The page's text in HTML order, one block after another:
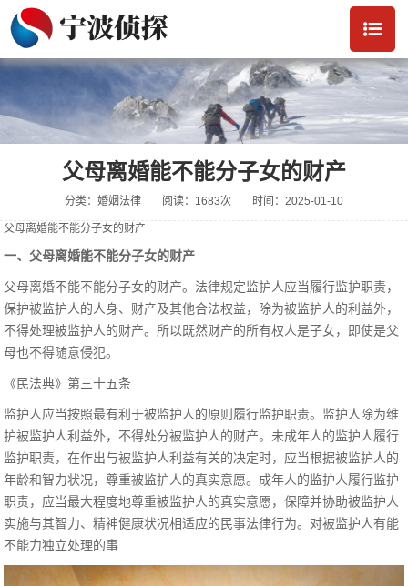
父母离婚能不能分子女的财产
分类：婚姻法律 阅读：1683次 时间：2025-01-10
父母离婚能不能分子女的财产
一、父母离婚能不能分子女的财产
父母离婚不能不能分子女的财产。法律规定监护人应当履行监护职责，
保护被监护人的人身、财产及其他合法权益，除为被监护人的利益外，
不得处理被监护人的财产。所以既然财产的所有权人是子女，即使是父
母也不得随意侵犯。
《民法典》第三十五条
监护人应当按照最有利于被监护人的原则履行监护职责。监护人除为维
护被监护人利益外，不得处分被监护人的财产。未成年人的监护人履行
监护职责，在作出与被监护人利益有关的决定时，应当根据被监护人的
年龄和智力状况，尊重被监护人的真实意愿。成年人的监护人履行监护
职责，应当最大程度地尊重被监护人的真实意愿，保障并协助被监护人
实施与其智力、精神健康状况相适应的民事法律行为。对被监护人有能
不能力独立处理的事